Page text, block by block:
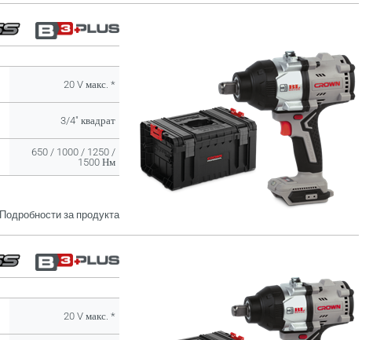
20 V макс. *
3/4" квадрат
650 / 1000 / 1250 /
1500 Нм
Подробности за продукта
20 V макс. *